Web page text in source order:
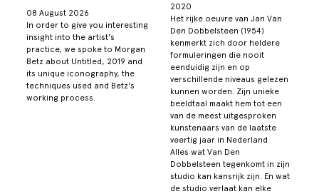
08 August 2026
In order to give you interesting
insight into the artist's
practice, we spoke to Morgan
Betz about Untitled, 2019 and
its unique iconography, the
techniques used and Betz's
working process.
2020
Het rijke oeuvre van Jan Van
Den Dobbelsteen (1954)
kenmerkt zich door heldere
formuleringen die nooit
eenduidig zijn en op
verschillende niveaus gelezen
kunnen worden. Zijn unieke
beeldtaal maakt hem tot een
van de meest uitgesproken
kunstenaars van de laatste
veertig jaar in Nederland.
Alles wat Van Den
Dobbelsteen tegenkomt in zijn
studio kan kansrijk zijn. En wat
de studio verlaat kan elke